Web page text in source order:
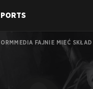
FAJNIE MIEĆ SKŁAD